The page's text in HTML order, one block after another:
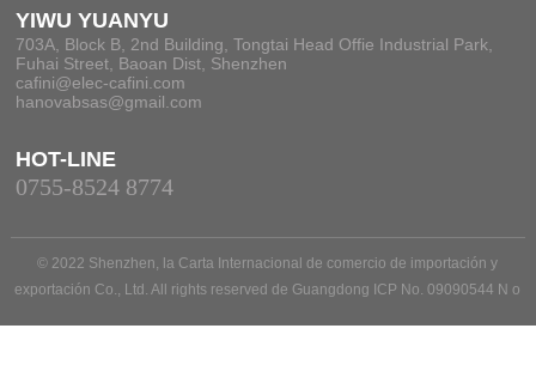
YIWU YUANYU
703A, Block B, 2nd Building, Tongtai Head Offie Industrial Park,
Fuhai Street, Baoan Dist, Shenzhen
cafini@elec-cafini.com
hanovabsas@gmail.com
HOT-LINE
0755-8524 8774
© 2022 Shenzhen, la Carta Internacional de comercio de importación y
exportación Co., Ltd. All rights reserved de Guangdong ICP No. 09090544 N o